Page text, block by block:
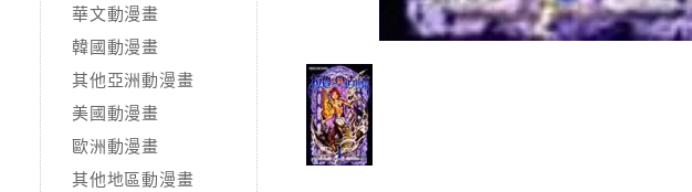
華文動漫畫
韓國動漫畫
其他亞洲動漫畫
美國動漫畫
歐洲動漫畫
其他地區動漫畫